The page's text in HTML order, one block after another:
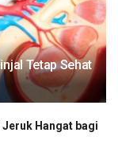
Tetap Sehat
Hangat bagi